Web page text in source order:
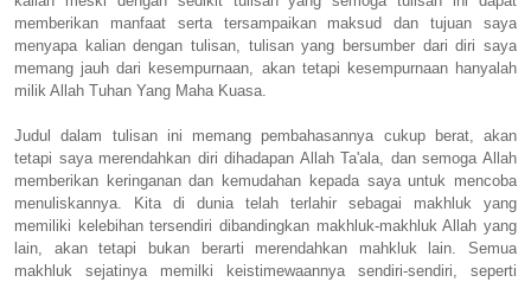
memberikan manfaat serta tersampaikan maksud dan tujuan saya
menyapa kalian dengan tulisan, tulisan yang bersumber dari diri saya
memang jauh dari kesempurnaan, akan tetapi kesempurnaan hanyalah
milik Allah Tuhan Yang Maha Kuasa.
Judul dalam tulisan ini memang pembahasannya cukup berat, akan
tetapi saya merendahkan diri dihadapan Allah Ta'ala, dan semoga Allah
memberikan keringanan dan kemudahan kepada saya untuk mencoba
menuliskannya. Kita di dunia telah terlahir sebagai makhluk yang
memiliki kelebihan tersendiri dibandingkan makhluk-makhluk Allah yang
lain, akan tetapi bukan berarti merendahkan mahkluk lain. Semua
makhluk sejatinya memilki keistimewaannya sendiri-sendiri, seperti